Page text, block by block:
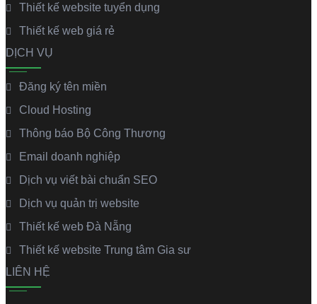
Thiết kế website tuyển dụng
Thiết kế web giá rẻ
DỊCH VỤ
Đăng ký tên miền
Cloud Hosting
Thông báo Bộ Công Thương
Email doanh nghiệp
Dịch vụ viết bài chuẩn SEO
Dịch vụ quản trị website
Thiết kế web Đà Nẵng
Thiết kế website Trung tâm Gia sư
LIÊN HỆ